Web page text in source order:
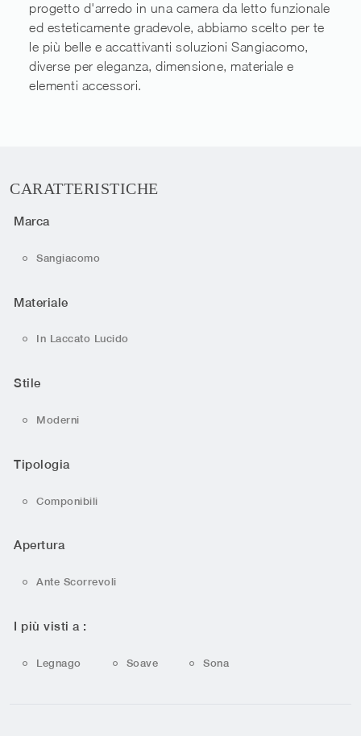
progetto d'arredo in una camera da letto funzionale
ed esteticamente gradevole, abbiamo scelto per te
le più belle e accattivanti soluzioni Sangiacomo,
diverse per eleganza, dimensione, materiale e
elementi accessori.
CARATTERISTICHE
Marca
Sangiacomo
Materiale
In Laccato Lucido
Stile
Moderni
Tipologia
Componibili
Apertura
Ante Scorrevoli
I più visti a :
Legnago Soave Sona